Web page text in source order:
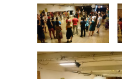
Pablo AGUDIO.